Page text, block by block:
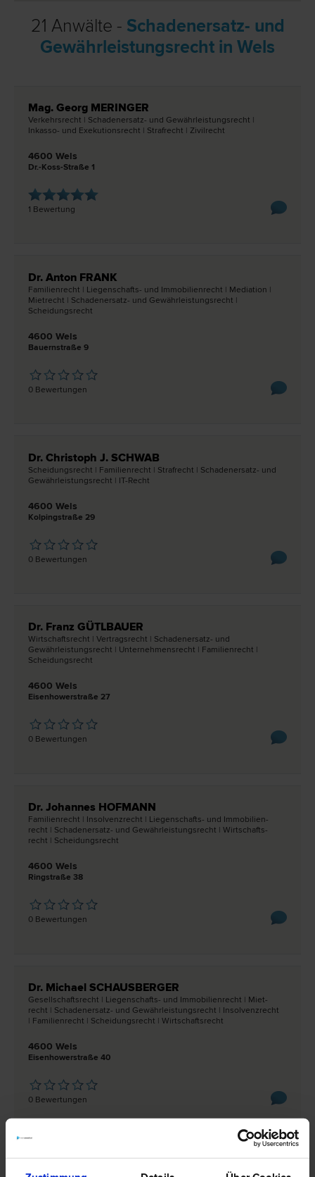
21 Anwälte - Schadenersatz- und
Gewährleistungsrecht in Wels
Mag. Georg MERINGER
Verkehrs­recht | Schadenersatz- und Gewährleistungs­recht |
Inkasso- und Exekutions­recht | Straf­recht | Zivil­recht
4600 Wels
Dr.-Koss-Straße 1
1 Bewertung
Dr. Anton FRANK
Familien­recht | Liegenschafts- und Immobilien­recht | Mediation |
Miet­recht | Schadenersatz- und Gewährleistungs­recht |
Scheidungs­recht
4600 Wels
Bauernstraße 9
0 Bewertungen
Dr. Christoph J. SCHWAB
Scheidungs­recht | Familien­recht | Straf­recht | Schadenersatz- und
Gewährleistungs­recht | IT-Recht
4600 Wels
Kolpingstraße 29
0 Bewertungen
Dr. Franz GÜTLBAUER
Wirtschafts­recht | Vertrags­recht | Schadenersatz- und
Gewährleistungs­recht | Unternehmens­recht | Familien­recht |
Scheidungs­recht
4600 Wels
Eisenhowerstraße 27
0 Bewertungen
Dr. Johannes HOFMANN
Familien­recht | Insolvenz­recht | Liegenschafts- und Immobilien­
recht | Schadenersatz- und Gewährleistungs­recht | Wirtschafts­
recht | Scheidungs­recht
4600 Wels
Ringstraße 38
0 Bewertungen
Dr. Michael SCHAUSBERGER
Gesellschafts­recht | Liegenschafts- und Immobilien­recht | Miet­
recht | Schadenersatz- und Gewährleistungs­recht | Insolvenz­recht
| Familien­recht | Scheidungs­recht | Wirtschafts­recht
4600 Wels
Eisenhowerstraße 40
0 Bewertungen